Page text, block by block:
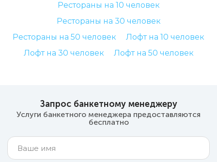
Рестораны на 10 человек
Рестораны на 30 человек
Рестораны на 50 человек
Лофт на 10 человек
Лофт на 30 человек
Лофт на 50 человек
Запрос банкетному менеджеру
Услуги банкетного менеджера предоставляются
бесплатно